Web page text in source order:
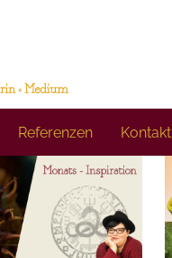
Referenzen Kontakt